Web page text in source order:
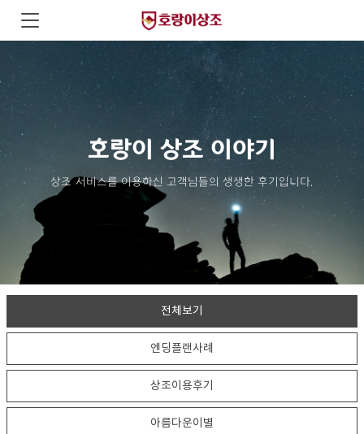
호랑이 상조 이야기
상조 서비스를 이용하신 고객님들의 생생한 후기입니다.
전체보기
엔딩플랜사례
상조이용후기
아름다운이별